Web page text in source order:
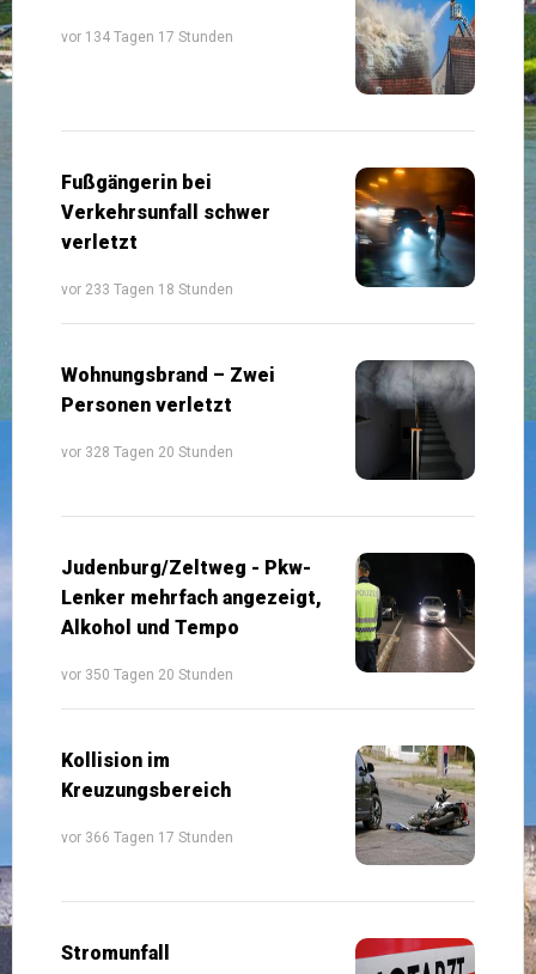
vor 134 Tagen 17 Stunden
Fußgängerin bei
Verkehrsunfall schwer
verletzt
vor 233 Tagen 18 Stunden
Wohnungsbrand – Zwei
Personen verletzt
vor 328 Tagen 20 Stunden
Judenburg/Zeltweg - Pkw-
Lenker mehrfach angezeigt,
Alkohol und Tempo
vor 350 Tagen 20 Stunden
Kollision im
Kreuzungsbereich
vor 366 Tagen 17 Stunden
Stromunfall